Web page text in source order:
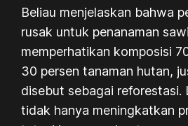
Beliau menjelaskan bahwa
rusak untuk penanaman
memperhatikan komposisi
30 persen tanaman hutan,
disebut sebagai reforestasi.
tidak hanya meningkatkan